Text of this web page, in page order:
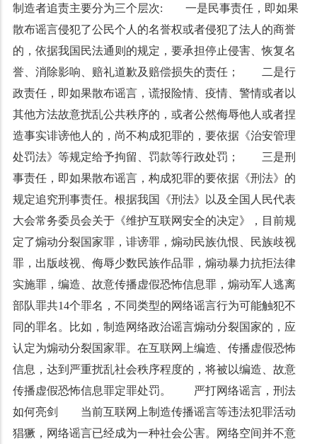
制造者追责主要分为三个层次: 一是民事责任，即如果
散布谣言侵犯了公民个人的名誉权或者侵犯了法人的商誉
的，依据我国民法通则的规定，要承担停止侵害、恢复名
誉、消除影响、赔礼道歉及赔偿损失的责任； 二是行
政责任，即如果散布谣言，谎报险情、疫情、警情或者以
其他方法故意扰乱公共秩序的，或者公然侮辱他人或者捏
造事实诽谤他人的，尚不构成犯罪的，要依据《治安管理
处罚法》等规定给予拘留、罚款等行政处罚； 三是刑
事责任，即如果散布谣言，构成犯罪的要依据《刑法》的
规定追究刑事责任。根据我国《刑法》以及全国人民代表
大会常务委员会关于《维护互联网安全的决定》，目前规
定了煽动分裂国家罪，诽谤罪，煽动民族仇恨、民族歧视
罪，出版歧视、侮辱少数民族作品罪，煽动暴力抗拒法律
实施罪，编造、故意传播虚假恐怖信息罪，煽动军人逃离
部队罪共14个罪名，不同类型的网络谣言行为可能触犯不
同的罪名。比如，制造网络政治谣言煽动分裂国家的，应
认定为煽动分裂国家罪。在互联网上编造、传播虚假恐怖
信息，达到严重扰乱社会秩序程度的，将被以编造、故意
传播虚假恐怖信息罪定罪处罚。 严打网络谣言，刑法
如何亮剑 当前互联网上制造传播谣言等违法犯罪活动
猖獗，网络谣言已经成为一种社会公害。网络空间并不意